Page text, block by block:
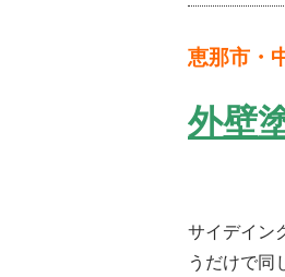
恵那市・
外壁
サイデイン
うだけで同